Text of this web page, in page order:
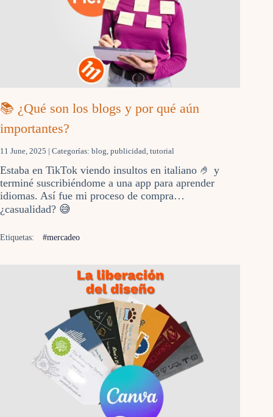
📚 ¿Qué son los blogs y por qué aún
importantes?
11 June, 2025 | Categorías: blog, publicidad, tutorial
Estaba en TikTok viendo insultos en italiano 🤌 y
terminé suscribiéndome a una app para aprender
idiomas. Así fue mi proceso de compra…
¿casualidad? 😅
Etiquetas: #mercadeo